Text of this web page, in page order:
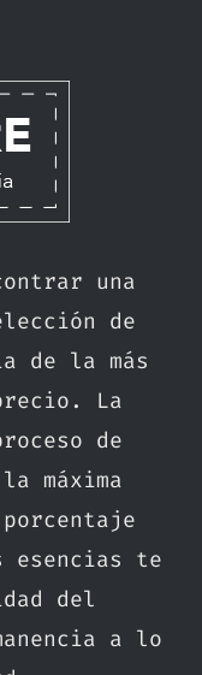
una
de
de la más
La
de
máxima
esencias te
del
a lo